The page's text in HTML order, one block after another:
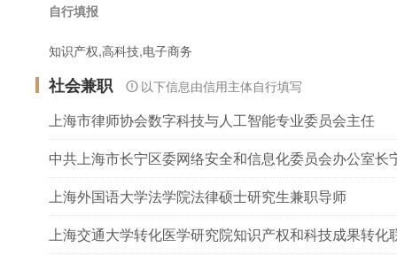
自行填报
知识产权,高科技,电子商务
社会兼职 以下信息由信用主体自行填写
上海市律师协会数字科技与人工智能专业委员会主任
中共上海市长宁区委网络安全和信息化委员会办公室
上海外国语大学法学院法律硕士研究生兼职导师
上海交通大学转化医学研究院知识产权和科技成果转化